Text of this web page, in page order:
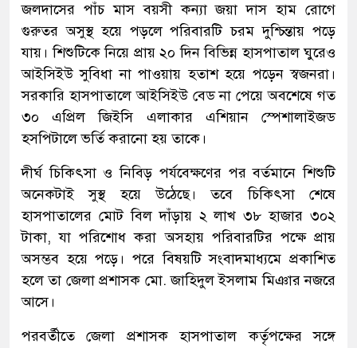
জলদাসের পাঁচ মাস বয়সী কন্যা জয়া দাস হাম রোগে
গুরুতর অসুস্থ হয়ে পড়লে পরিবারটি চরম দুশ্চিন্তায় পড়ে
যায়। শিশুটিকে নিয়ে প্রায় ২০ দিন বিভিন্ন হাসপাতাল ঘুরেও
আইসিইউ সুবিধা না পাওয়ায় হতাশ হয়ে পড়েন স্বজনরা।
সরকারি হাসপাতালে আইসিইউ বেড না পেয়ে অবশেষে গত
৩০ এপ্রিল জিইসি এলাকার এশিয়ান স্পেশালাইজড
হসপিটালে ভর্তি করানো হয় তাকে।
দীর্ঘ চিকিৎসা ও নিবিড় পর্যবেক্ষণের পর বর্তমানে শিশুটি
অনেকটাই সুস্থ হয়ে উঠেছে। তবে চিকিৎসা শেষে
হাসপাতালের মোট বিল দাঁড়ায় ২ লাখ ৩৮ হাজার ৩০২
টাকা, যা পরিশোধ করা অসহায় পরিবারটির পক্ষে প্রায়
অসম্ভব হয়ে পড়ে। পরে বিষয়টি সংবাদমাধ্যমে প্রকাশিত
হলে তা জেলা প্রশাসক মো. জাহিদুল ইসলাম মিঞার নজরে
আসে।
পরবর্তীতে জেলা প্রশাসক হাসপাতাল কর্তৃপক্ষের সঙ্গে